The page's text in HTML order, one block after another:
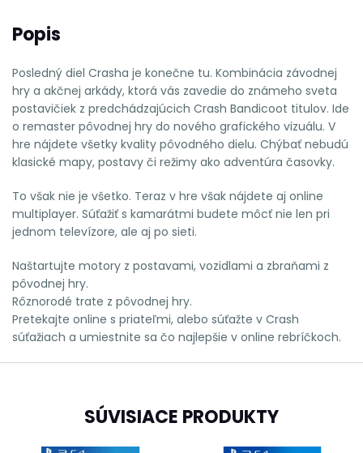
Popis
Posledný diel Crasha je konečne tu. Kombinácia závodnej
hry a akčnej arkády, ktorá vás zavedie do známeho sveta
postavičiek z predchádzajúcich Crash Bandicoot titulov. Ide
o remaster pôvodnej hry do nového grafického vizuálu. V
hre nájdete všetky kvality pôvodného dielu. Chýbať nebudú
klasické mapy, postavy či režimy ako adventúra časovky.
To však nie je všetko. Teraz v hre však nájdete aj online
multiplayer. Súťažiť s kamarátmi budete môcť nie len pri
jednom televízore, ale aj po sieti.
Naštartujte motory z postavami, vozidlami a zbraňami z
pôvodnej hry.
Rôznorodé trate z pôvodnej hry.
Pretekajte online s priateľmi, alebo súťažte v Crash
súťažiach a umiestnite sa čo najlepšie v online rebríčkoch.
SÚVISIACE PRODUKTY